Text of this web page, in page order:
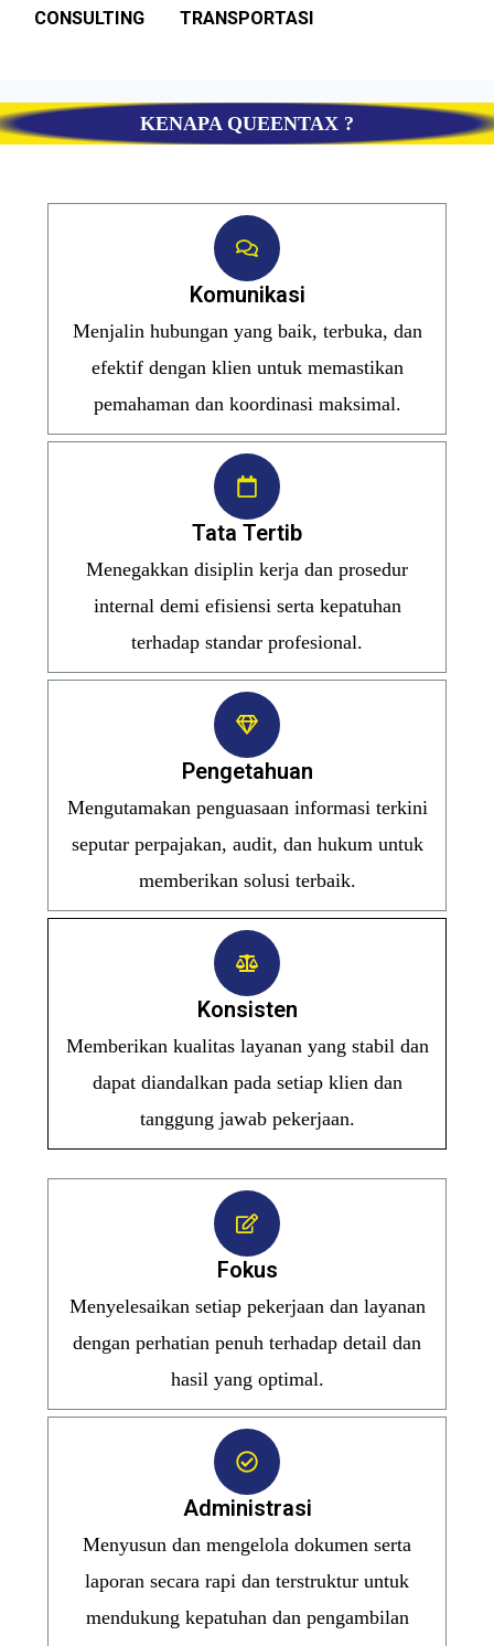
CONSULTING TRANSPORTASI
KENAPA QUEENTAX ?
Komunikasi
Menjalin hubungan yang baik, terbuka, dan
efektif dengan klien untuk memastikan
pemahaman dan koordinasi maksimal.
Tata Tertib
Menegakkan disiplin kerja dan prosedur
internal demi efisiensi serta kepatuhan
terhadap standar profesional.
Pengetahuan
Mengutamakan penguasaan informasi terkini
seputar perpajakan, audit, dan hukum untuk
memberikan solusi terbaik.
Konsisten
Memberikan kualitas layanan yang stabil dan
dapat diandalkan pada setiap klien dan
tanggung jawab pekerjaan.
Fokus
Menyelesaikan setiap pekerjaan dan layanan
dengan perhatian penuh terhadap detail dan
hasil yang optimal.
Administrasi
Menyusun dan mengelola dokumen serta
laporan secara rapi dan terstruktur untuk
mendukung kepatuhan dan pengambilan